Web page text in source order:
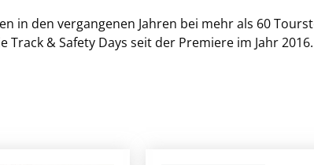
in den vergangenen Jahren bei mehr als 60
& Safety Days seit der Premiere im Jahr 2016.